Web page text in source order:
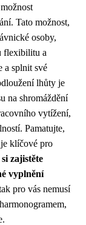
Tato možnost,
osoby,
flexibilitu a
a splnit své
lhůty je
na shromáždění
vytížení,
Pamatujte,
klíčové pro
zajistěte
vyplnění
pro vás nemusí